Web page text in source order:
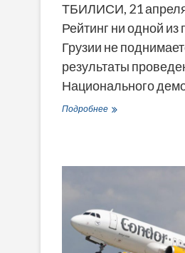
ТБИЛИСИ, 21 апреля
Рейтинг ни одной из
Грузии не
результаты
Национального
ПодробнееОпрос
одна
политическая
партия